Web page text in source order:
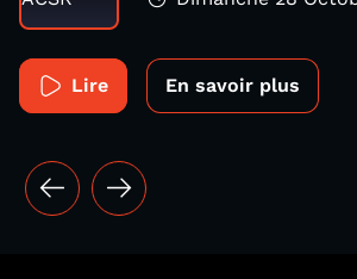
Lire En savoir plus